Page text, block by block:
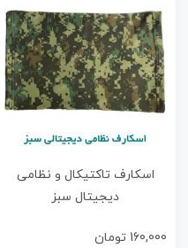
اسکارف تاکتیکال و نظامی
دیجیتال سبز
160,000 تومان